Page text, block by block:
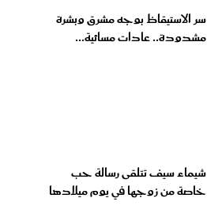
سر الاستيقاظ بوجه مشرق وبشرة
مشدودة.. عادات مسائية...
شيماء سيف تتلقى رسالة حب
خاصة من زوجها في يوم ميلادها